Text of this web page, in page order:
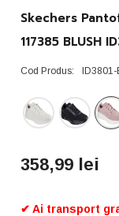
Skechers
117385 BLUSH
Cod Produs: ID3801-
358,99 lei
✔ Ai transport